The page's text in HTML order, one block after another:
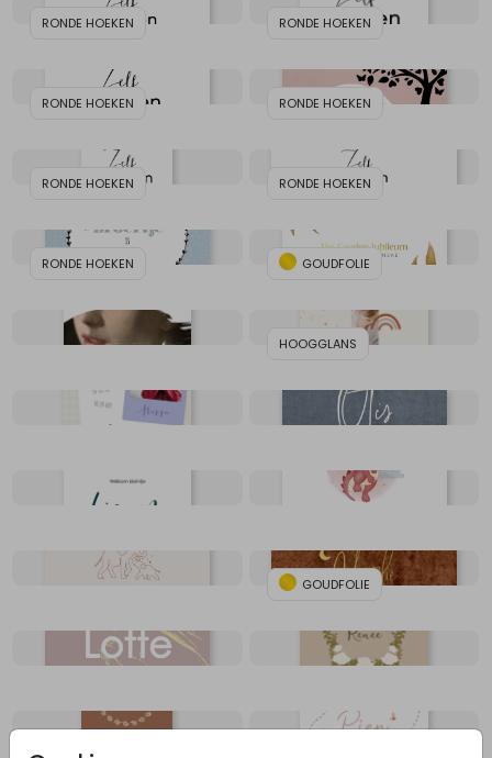
RONDE HOEKEN RONDE HOEKEN
RONDE HOEKEN RONDE HOEKEN
RONDE HOEKEN RONDE HOEKEN
RONDE HOEKEN GOUDFOLIE
HOOGGLANS
GOUDFOLIE